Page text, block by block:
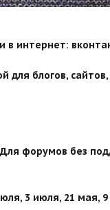
интернет:
для блогов,
форумов без
3 июля, 21 мая,